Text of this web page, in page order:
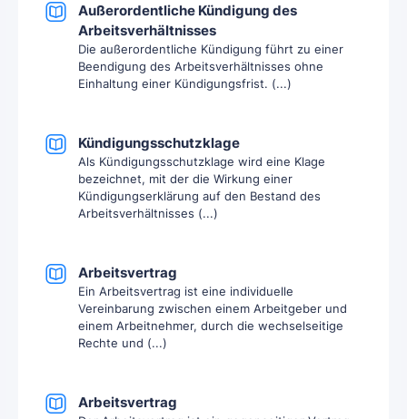
Außerordentliche Kündigung des
Arbeitsverhältnisses
Die außerordentliche Kündigung führt zu einer
Beendigung des Arbeitsverhältnisses ohne
Einhaltung einer Kündigungsfrist. (...)
Kündigungsschutzklage
Als Kündigungsschutzklage wird eine Klage
bezeichnet, mit der die Wirkung einer
Kündigungserklärung auf den Bestand des
Arbeitsverhältnisses (...)
Arbeitsvertrag
Ein Arbeitsvertrag ist eine individuelle
Vereinbarung zwischen einem Arbeitgeber und
einem Arbeitnehmer, durch die wechselseitige
Rechte und (...)
Arbeitsvertrag